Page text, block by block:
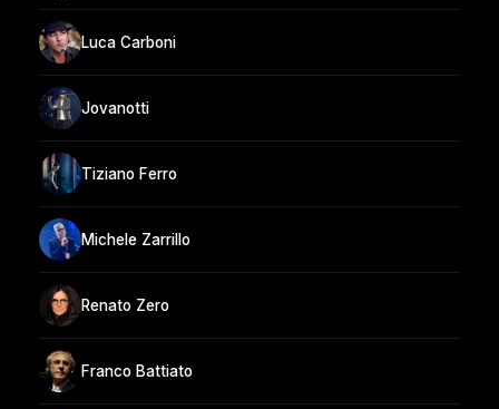
Luca Carboni
Jovanotti
Tiziano Ferro
Michele Zarrillo
Renato Zero
Franco Battiato